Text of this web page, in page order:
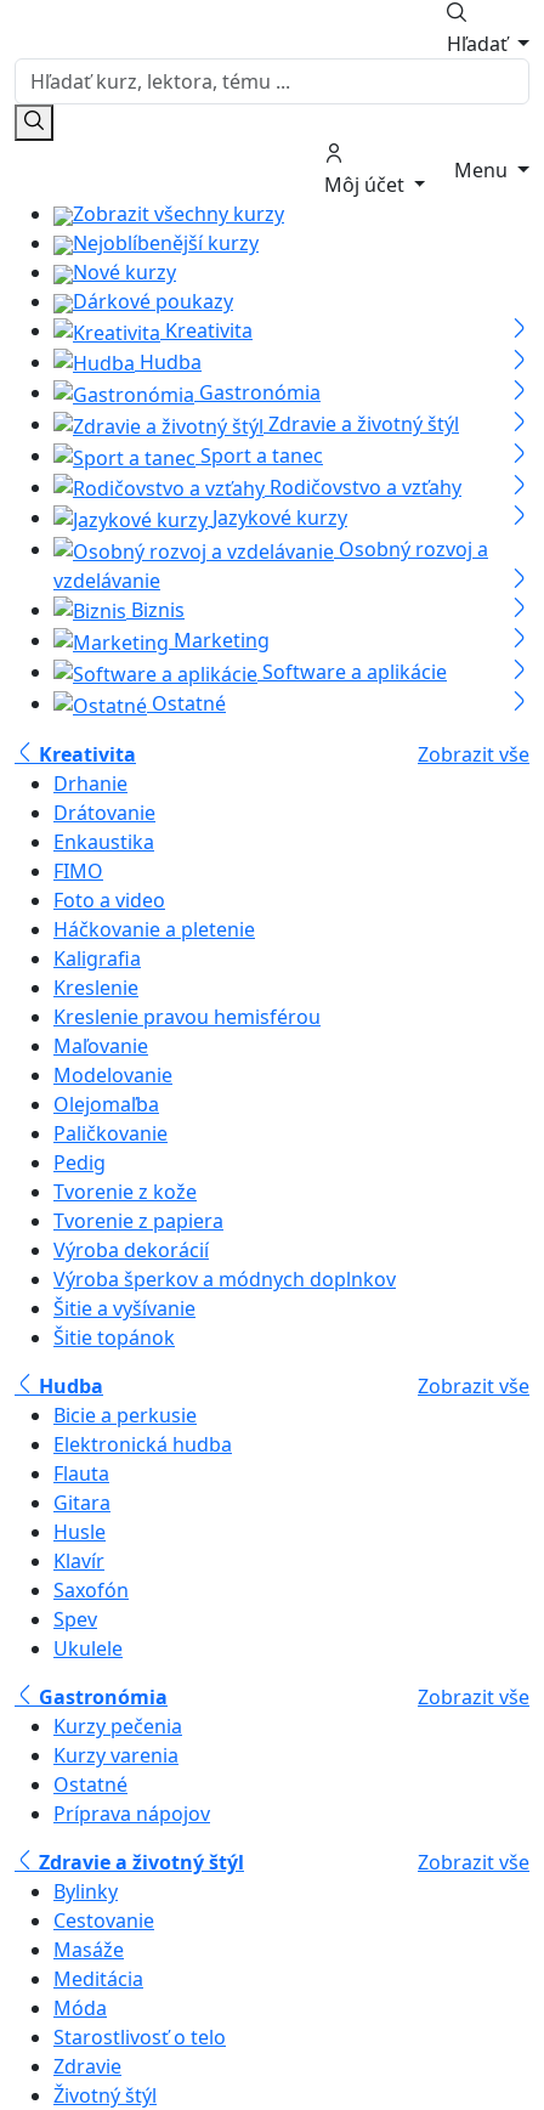
Hľadať
Môj účet
Menu
Zobrazit všechny kurzy
Nejoblíbenější kurzy
Nové kurzy
Dárkové poukazy
Kreativita
Hudba
Gastronómia
Zdravie a životný štýl
Sport a tanec
Rodičovstvo a vzťahy
Jazykové kurzy
Osobný rozvoj a
vzdelávanie
Biznis
Marketing
Software a aplikácie
Ostatné
Kreativita
Zobrazit vše
Drhanie
Drátovanie
Enkaustika
FIMO
Foto a video
Háčkovanie a pletenie
Kaligrafia
Kreslenie
Kreslenie pravou hemisférou
Maľovanie
Modelovanie
Olejomaľba
Paličkovanie
Pedig
Tvorenie z kože
Tvorenie z papiera
Výroba dekorácií
Výroba šperkov a módnych doplnkov
Šitie a vyšívanie
Šitie topánok
Hudba
Zobrazit vše
Bicie a perkusie
Elektronická hudba
Flauta
Gitara
Husle
Klavír
Saxofón
Spev
Ukulele
Gastronómia
Zobrazit vše
Kurzy pečenia
Kurzy varenia
Ostatné
Príprava nápojov
Zdravie a životný štýl
Zobrazit vše
Bylinky
Cestovanie
Masáže
Meditácia
Móda
Starostlivosť o telo
Zdravie
Životný štýl